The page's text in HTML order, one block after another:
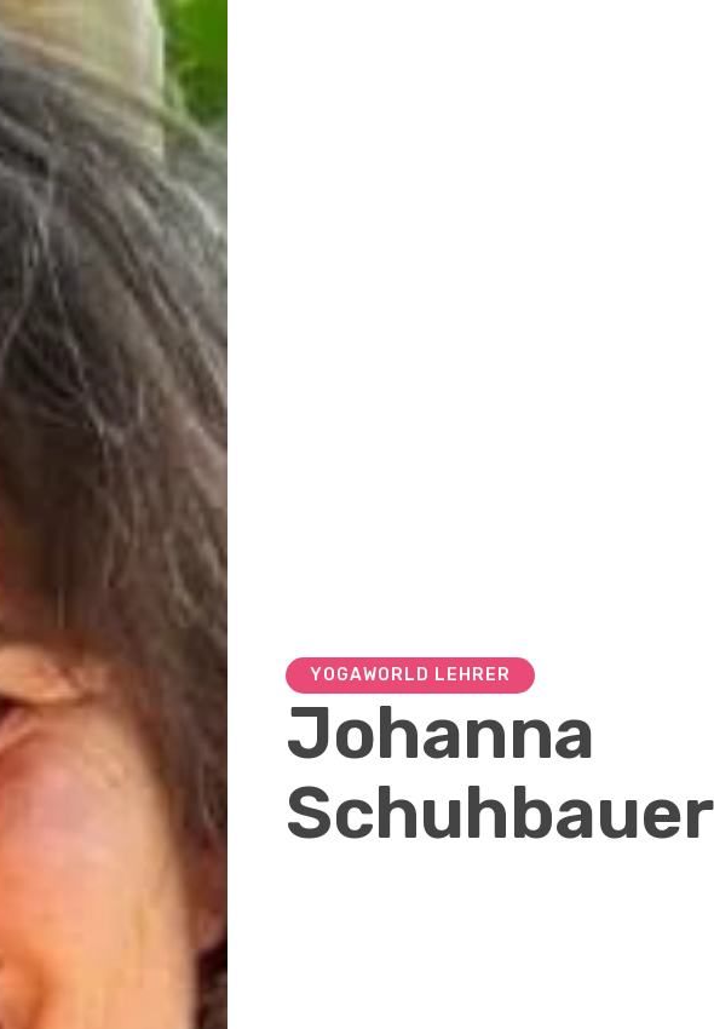
YOGAWORLD LEHRER
Johanna
Schuhbauer